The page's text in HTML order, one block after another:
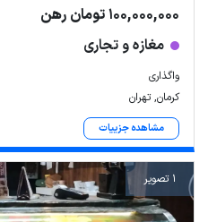
100,000,000 تومان رهن
مغازه و تجاری
واگذاری
کرمان, تهران
مشاهده جزییات
1 تصویر